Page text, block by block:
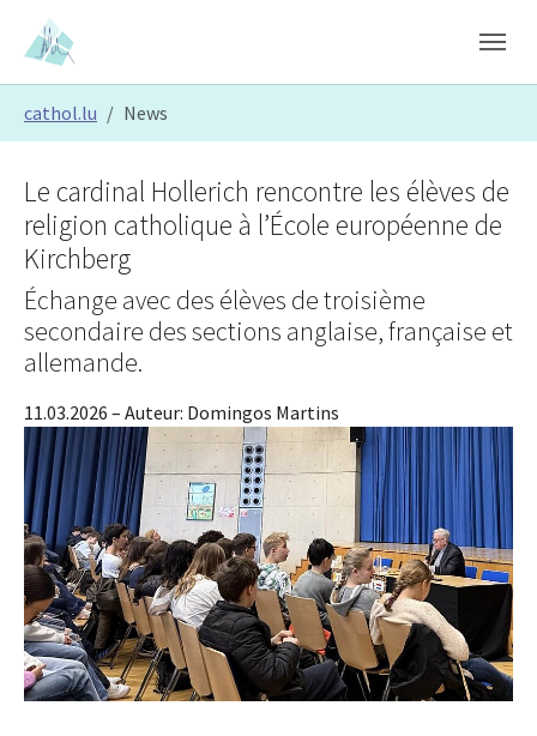
Skip to main content
Skip to page footer
cathol.lu News
Le cardinal Hollerich rencontre les élèves de
religion catholique à l’École européenne de
Kirchberg
Échange avec des élèves de troisième
secondaire des sections anglaise, française et
allemande.
11.03.2026 – Auteur: Domingos Martins